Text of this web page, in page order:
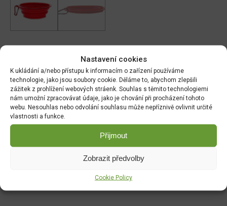
Nastavení cookies
K ukládání a/nebo přístupu k informacím o zařízení používáme
technologie, jako jsou soubory cookie. Děláme to, abychom zlepšili
zážitek z prohlížení webových stráenk. Souhlas s těmito technologiemi
nám umožní zpracovávat údaje, jako je chování při procházení tohoto
webu. Nesouhlas nebo odvolání souhlasu může nepříznivě ovlivnit určité
vlastnosti a funkce.
Přijmout
Zobrazit předvolby
Cookie Policy
DALŠÍ INFORMACE
HODNOCENÍ (0)
Hmotnost